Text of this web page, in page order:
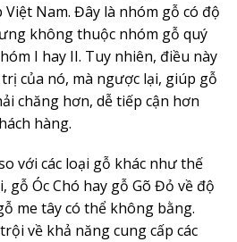
Nam. Đây là nhóm gỗ có độ
không thuộc nhóm gỗ quý
I hay II. Tuy nhiên, điều này
của nó, mà ngược lại, giúp gỗ
chăng hơn, dễ tiếp cận hơn
hàng.
với các loại gỗ khác như thế
gỗ Óc Chó hay gỗ Gõ Đỏ về độ
me tây có thể không bằng.
về khả năng cung cấp các